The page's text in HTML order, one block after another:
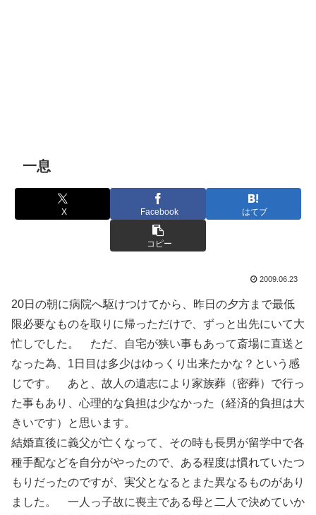
一息
X Facebook はてブ
コピー
2009.06.23
20日の朝に病院へ駆けつけてから、昨日の夕方まで最低
限必要なものを取りに帰っただけで、ずっと出先にいて大
忙しでした。 ただ、自宅が狭い事もあって斎場に直送と
なった為、1日目は多少はゆっくり出来たかな？という感
じです。 あと、故人の遺志により家族葬（密葬）で行っ
た事もあり、心理的な負担は少なかった（経済的負担は大
きいです）と思います。
結婚直後に義父が亡くなって、その時も長男が留学中で各
種手配などを自分がやったので、ある程度は慣れていたつ
もりだったのですが、実父となるとまた異なるものがあり
ました。 一人っ子故に喪主である母と二人で決めていか